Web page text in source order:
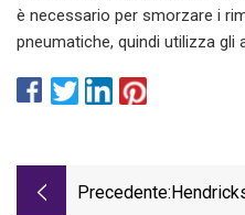
è necessario per smorzare i
pneumatiche, quindi utilizza gli
Precedente: